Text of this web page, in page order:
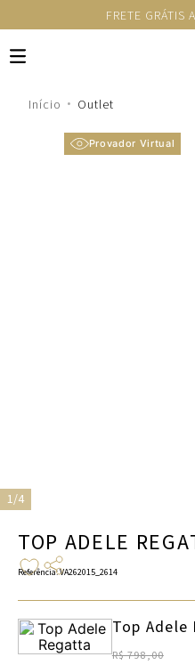
FRETE GRÁTIS
Outlet
Provador Virtual
1/4
TOP ADELE
Referência:VA262015_2614
Top
R$ 798,00